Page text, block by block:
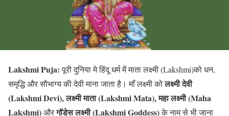
Lakshmi Puja:पूरी दुनिया मे हिंदू धर्म में माता लक्ष्मी (Lakshmi)को धन,
समृद्धि और सौभाग्य की देवी माना जाता है। माँ लक्ष्मी कोलक्ष्मी देवी
(Lakshmi Devi), लक्ष्मी माता (Lakshmi Mata), महा लक्ष्मी (Maha
Lakshmi)औरगॉडेस लक्ष्मी (Lakshmi Goddess)के नाम से भी जाना